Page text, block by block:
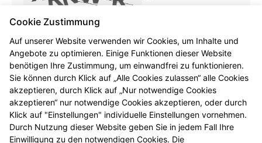
Ich habe dieDatenschutzhinweise
Kenntnis genommen.
Formular jetzt absenden
Alle mit * gekennzeichneten Felder sind
Pflichtangaben.
Cookie Zustimmung
Auf unserer Website verwenden wir Cookies, um Inhalte und
Angebote zu optimieren. Einige Funktionen dieser Website
benötigen Ihre Zustimmung, um einwandfrei zu funktionieren.
Sie können durch Klick auf „Alle Cookies zulassen“ alle Cookies
akzeptieren, durch Klick auf „Nur notwendige Cookies
akzeptieren“ nur notwendige Cookies akzeptieren, oder durch
Klick auf "Einstellungen" individuelle Einstellungen vornehmen.
Durch Nutzung dieser Website geben Sie in jedem Fall Ihre
Einwilligung zu den notwendigen Cookies. Die